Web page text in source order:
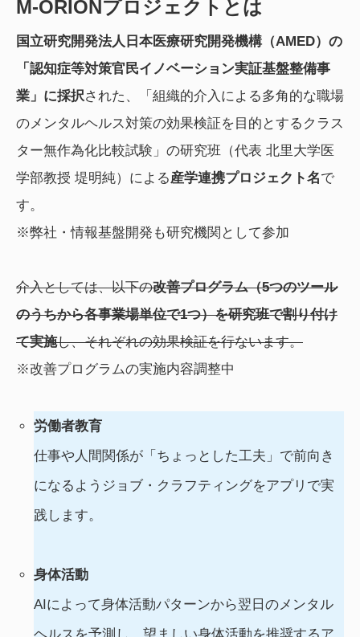
M-ORIONプロジェクトとは
国立研究開発法人日本医療研究開発機構（AMED）の
「認知症等対策官民イノベーション実証基盤整備事
業」に採択された、「組織的介入による多角的な職場
のメンタルヘルス対策の効果検証を目的とするクラス
ター無作為化比較試験」の研究班（代表 北里大学医
学部教授 堤明純）による産学連携プロジェクト名で
す。
※弊社・情報基盤開発も研究機関として参加
介入としては、以下の改善プログラム（5つのツール
のうちから各事業場単位で1つ）を研究班で割り付け
て実施し、それぞれの効果検証を行ないます。
※改善プログラムの実施内容調整中
労働者教育
仕事や人間関係が「ちょっとした工夫」で前向き
になるようジョブ・クラフティングをアプリで実
践します。
身体活動
AIによって身体活動パターンから翌日のメンタル